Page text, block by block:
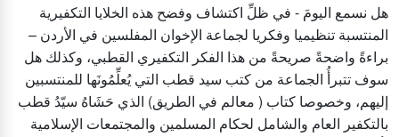
هل نسمع اليومَ - في ظلِّ اكتشاف وفضح هذه الخلايا التكفيرية
المنتسبة تنظيميا وفكريا لجماعة الإخوان المفلسين في الأردن –
براءةً واضحةً صريحةً من هذا الفكر التكفيري القطبي، وكذلك هل
سوف تتبرأُ الجماعة من كتب سيد قطب التي يُعلِّمُونَها للمنتسبين
إليهم، وخصوصا كتاب ( معالم في الطريق) الذي حَشَاهُ سيّدُ قطب
بالتكفير العام والشامل لحكام المسلمين والمجتمعات الإسلامية